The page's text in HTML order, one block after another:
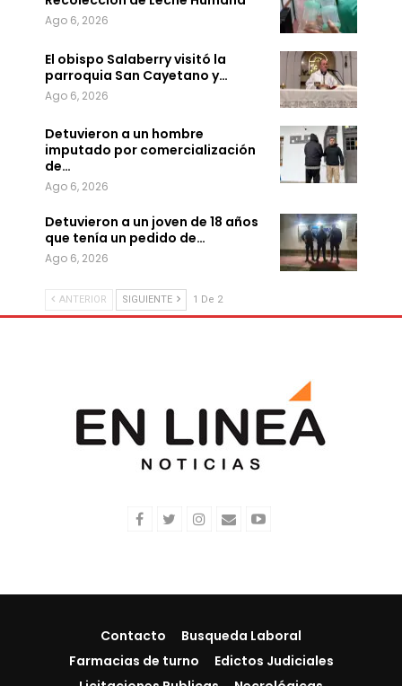
Ago 6, 2026
El obispo Salaberry visitó la
parroquia San Cayetano y…
Ago 6, 2026
Detuvieron a un hombre
imputado por comercialización
de…
Ago 6, 2026
Detuvieron a un joven de 18 años
que tenía un pedido de…
Ago 6, 2026
ANTERIOR SIGUIENTE 1 De 2
Contacto
Busqueda Laboral
Farmacias de turno
Edictos Judiciales